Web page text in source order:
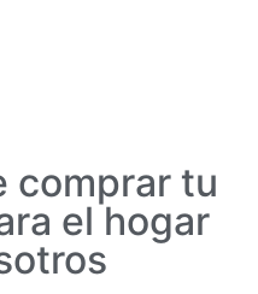
comprar tu
el hogar